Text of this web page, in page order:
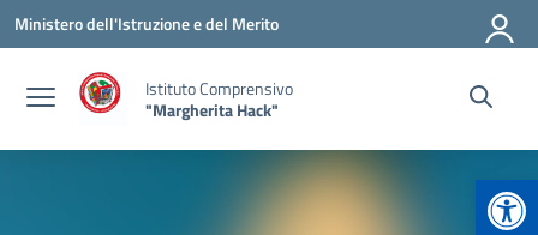
Vai ai contenuti
Vai al menu di navigazione
Vai al footer
Ministero dell'Istruzione e del Merito
Istituto Comprensivo
"Margherita Hack"